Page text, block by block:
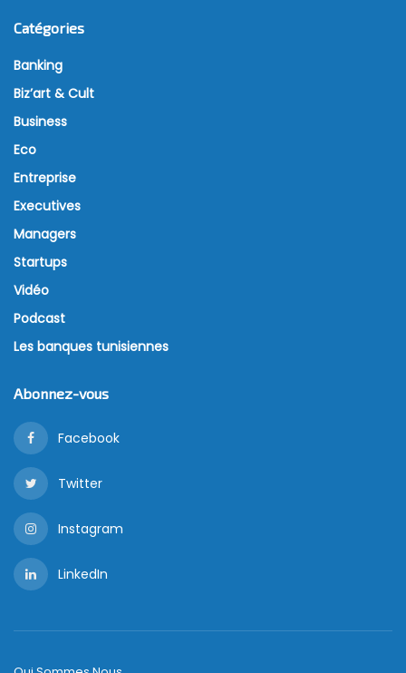
Catégories
Banking
Biz’art & Cult
Business
Eco
Entreprise
Executives
Managers
Startups
Vidéo
Podcast
Les banques tunisiennes
Abonnez-vous
Facebook
Twitter
Instagram
LinkedIn